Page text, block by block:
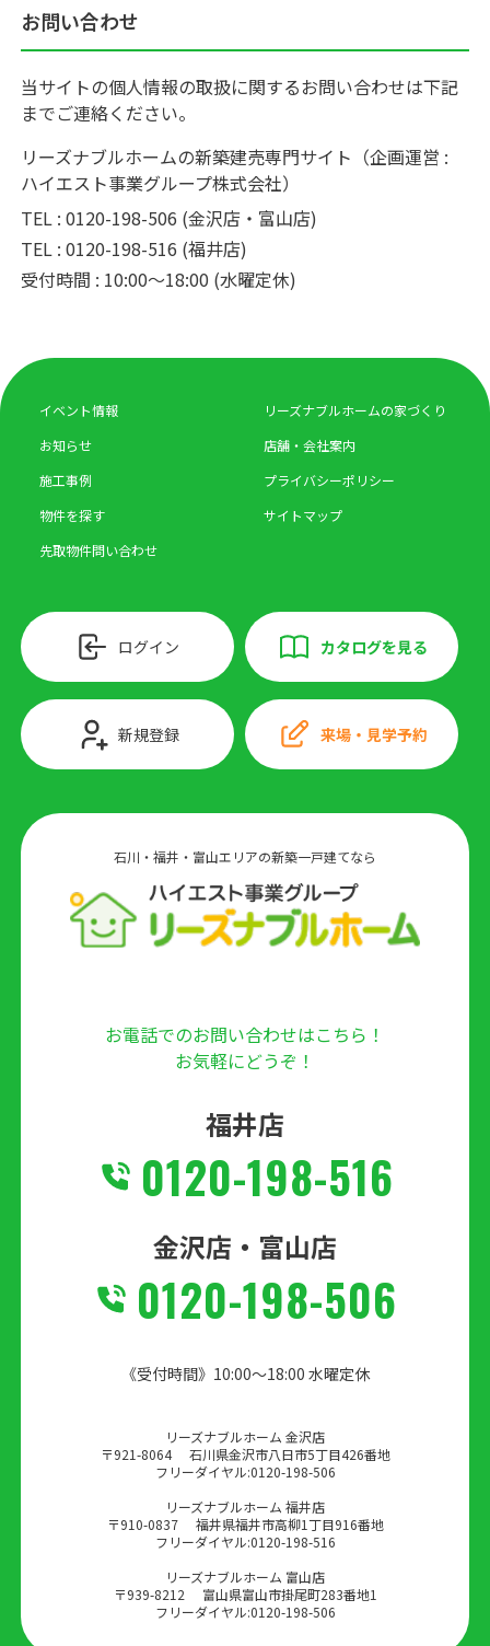
お問い合わせ
当サイトの個人情報の取扱に関するお問い合わせは下記
までご連絡ください。
リーズナブルホームの新築建売専門サイト（企画運営 :
ハイエスト事業グループ株式会社）
TEL : 0120-198-506 (金沢店・富山店)
TEL : 0120-198-516 (福井店)
受付時間 : 10:00～18:00 (水曜定休)
イベント情報
お知らせ
施工事例
物件を探す
先取物件問い合わせ
リーズナブルホームの家づくり
店舗・会社案内
プライバシーポリシー
サイトマップ
ログイン
新規登録
カタログを見る
来場・見学予約
石川・福井・富山エリアの新築一戸建てなら
お電話でのお問い合わせはこちら！
お気軽にどうぞ！
福井店
0120-198-516
金沢店・富山店
0120-198-506
《受付時間》10:00～18:00 水曜定休
リーズナブルホーム 金沢店
〒921-8064
石川県金沢市八日市5丁目426番地
フリーダイヤル:0120-198-506
リーズナブルホーム 福井店
〒910-0837
福井県福井市高柳1丁目916番地
フリーダイヤル:0120-198-516
リーズナブルホーム 富山店
〒939-8212
富山県富山市掛尾町283番地1
フリーダイヤル:0120-198-506